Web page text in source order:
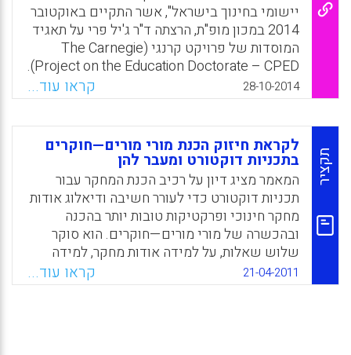
לשנות את החינוך (PK-20) באופן חיובי ועמוק
יותר מאשר מאמצים נוכחיים רבים במחקר
וברפומה חינוכיים (Jenice L. View).
WhatsApp
יישומי בחינוך בישראל", אשר התקיים באוקטובר
2014 במכון מופ"ת, הרצתה ד"ר ג'יל פרי על תאגיד
המוסדות של פרויקט קרנגי (The Carnegie
Project on the Education Doctorate – CPED).
המצגת של ד"ר ג'יל פרי סוקרת את ההתחלות של
יוזמת ה-CPED ואת התוצאות שהתקבלו מהמאמץ
המשותף לסייע לאוניברסיטאות עצמאיות להגדיר
ולמקד תכניות תוך כדי שמירה על מחויבות
לסביבה המקומית ולסטודנטים שלהן (Jill A.
Perry).
WhatsApp
Facebook
Email
X
28-10-2014 קראו עוד...
תקציר
לקראת חיזוק הכנת מורי מורים—חוקרים
בתכניות דוקטורט ומעבר להן
המאמר מציג דיון על רכיב הכנת המחקר עבור
תכניות דוקטורט כדי לעורר חשיבה ודיאלוג אודות
מחקר חינוכי ופרקטיקות טובות יותר בהכנה
ובהכשרה של מורי מורים—חוקרים. הוא סוקר
שלוש שאלות, על למידה אודות מחקר, למידה
כיצד לבצע מחקר, וכיצד למידה על וביצוע של
מחקר חינוכי יכולים להמשיך מעבר לתכניות
21-04-2011 קראו עוד...